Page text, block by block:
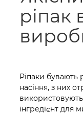
ріпак
Ріпаки бувають
насіння, з них
використовують
інгредієнт для